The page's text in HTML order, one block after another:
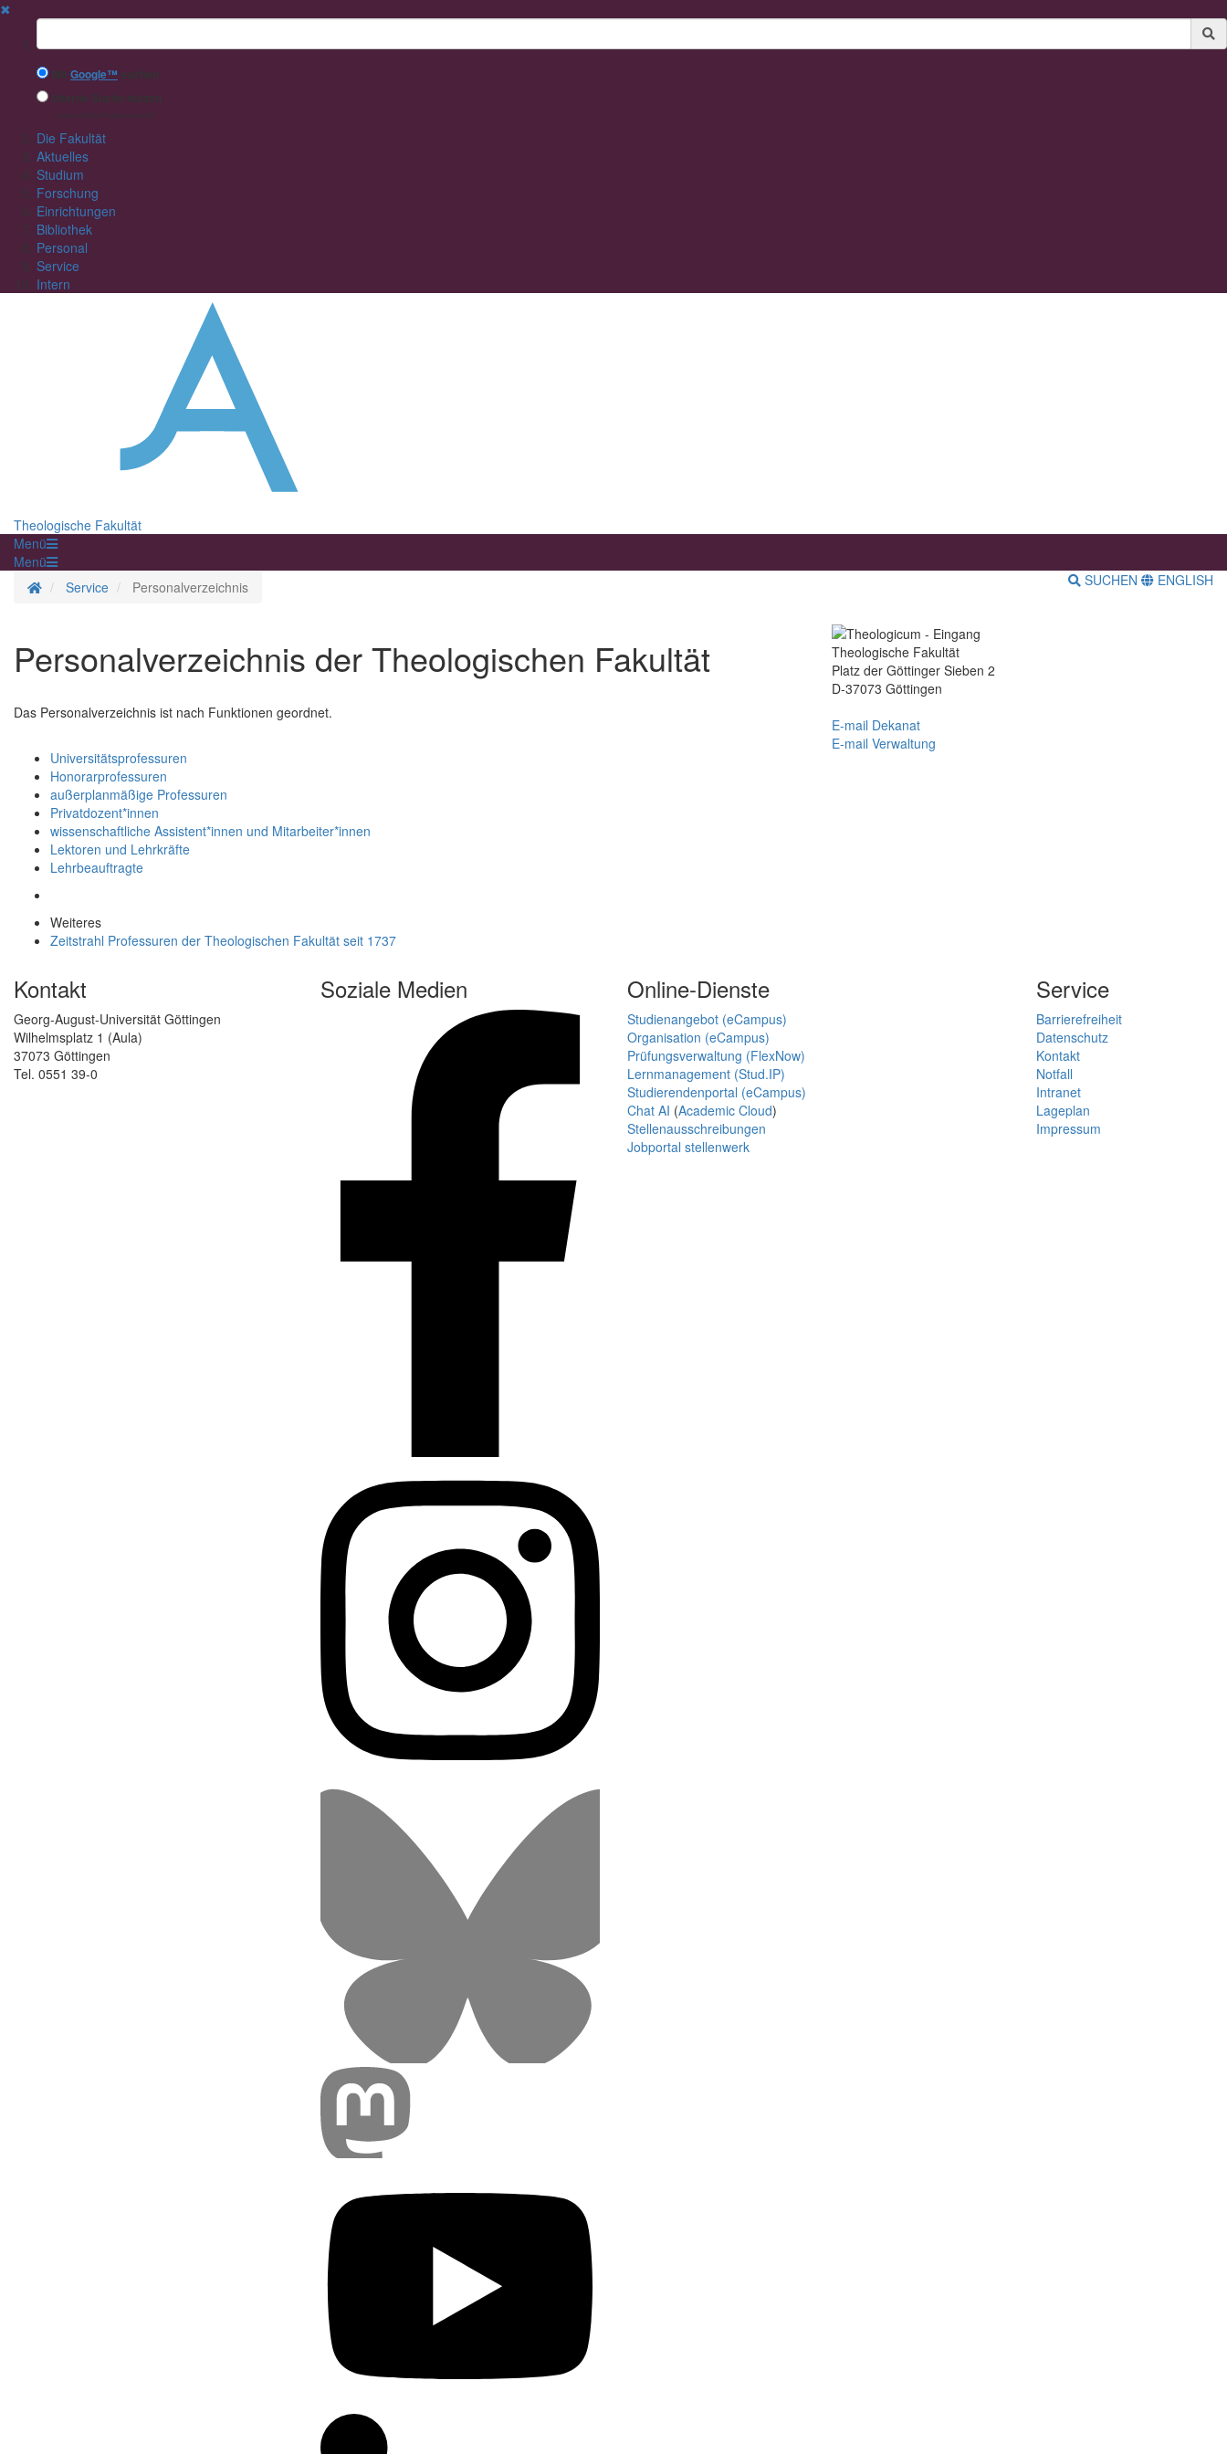
✖
Suchbegriff
Mit Google™ suchen
Interne Suche nutzen
Die Fakultät
Aktuelles
Studium
Forschung
Einrichtungen
Bibliothek
Personal
Service
Intern
Theologische Fakultät
Menü
Menü
Startseite
Service Personalverzeichnis SUCHEN ENGLISH
Personalverzeichnis der Theologischen Fakultät
Das Personalverzeichnis ist nach Funktionen geordnet.
Universitätsprofessuren
Honorarprofessuren
außerplanmäßige Professuren
Privatdozent*innen
wissenschaftliche Assistent*innen und Mitarbeiter*innen
Lektoren und Lehrkräfte
Lehrbeauftragte
Weiteres
Zeitstrahl Professuren der Theologischen Fakultät seit 1737
Theologische Fakultät
Platz der Göttinger Sieben 2
D-37073 Göttingen
E-mail Dekanat
E-mail Verwaltung
Kontakt
Georg-August-Universität Göttingen
Wilhelmsplatz 1 (Aula)
37073 Göttingen
Tel. 0551 39-0
Soziale Medien Online-Dienste
Studienangebot (eCampus)
Organisation (eCampus)
Prüfungsverwaltung (FlexNow)
Lernmanagement (Stud.IP)
Studierendenportal (eCampus)
Chat AI (Academic Cloud)
Stellenausschreibungen
Jobportal stellenwerk
Service
Barrierefreiheit
Datenschutz
Kontakt
Notfall
Intranet
Lageplan
Impressum